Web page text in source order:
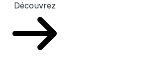
Découvrez